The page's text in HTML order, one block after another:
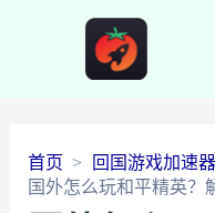
首页
回国游戏加速器
国外怎么玩和平精英？